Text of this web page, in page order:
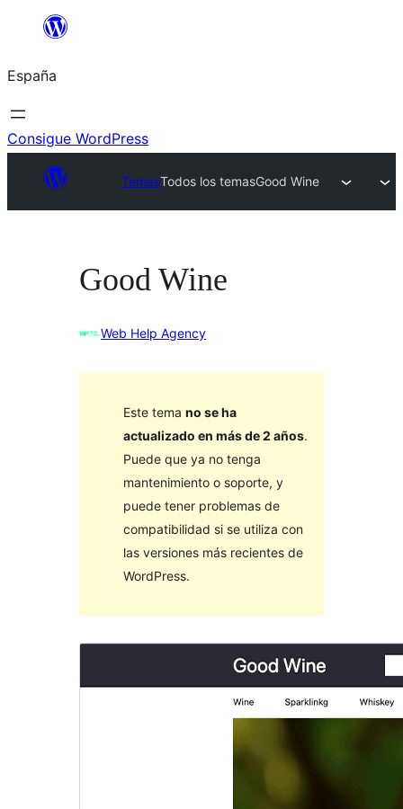
Saltar
contenido
España
Consigue WordPress
TemasTodos los temasGood Wine
Good Wine
Web Help Agency
Este tema no se ha
actualizado en más de 2 años.
Puede que ya no tenga
mantenimiento o soporte, y
puede tener problemas de
compatibilidad si se utiliza con
las versiones más recientes de
WordPress.